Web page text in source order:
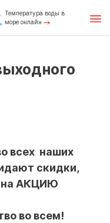
Температура воды в
море онлайн
всех наших
скидки,
на АКЦИЮ
во всем!